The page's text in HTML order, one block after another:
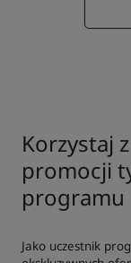
Korzystaj
promocji
programu
Jako uczestnik